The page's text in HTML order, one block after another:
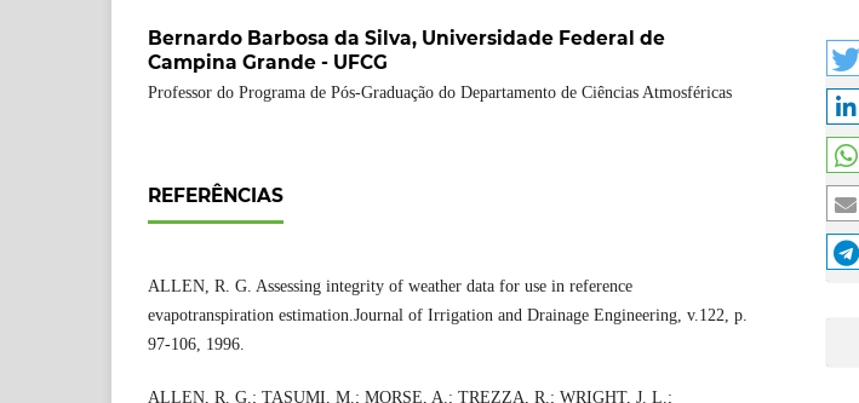
Bernardo Barbosa da Silva, Universidade Federal de
Campina Grande - UFCG
Professor do Programa de Pós-Graduação do Departamento de Ciências Atmosféricas
REFERÊNCIAS
ALLEN, R. G. Assessing integrity of weather data for use in reference
evapotranspiration estimation.Journal of Irrigation and Drainage Engineering, v.122, p.
97-106, 1996.
ALLEN, R. G.; TASUMI, M.; MORSE, A.; TREZZA, R.; WRIGHT, J. L.;